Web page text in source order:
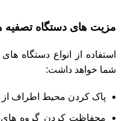
مزیت‌ های دستگاه تصفیه
استفاده از انواع دستگاه‌
شما خواهد داشت:
پاک کردن محیط اطراف
محفاظت کردن گروه‌ های